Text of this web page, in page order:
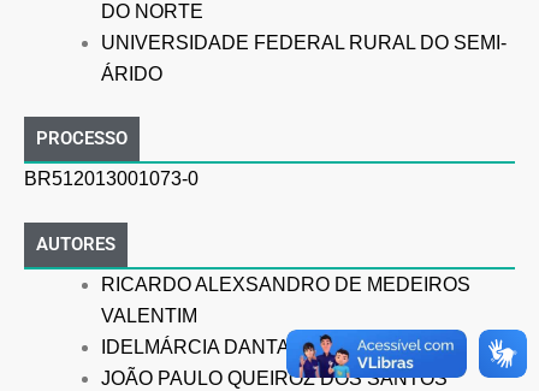
DO NORTE
UNIVERSIDADE FEDERAL RURAL DO SEMI-
ÁRIDO
PROCESSO
BR512013001073-0
AUTORES
RICARDO ALEXSANDRO DE MEDEIROS
VALENTIM
IDELMÁRCIA DANTAS DE OLIVEIRA
JOÃO PAULO QUEIROZ DOS SANTOS